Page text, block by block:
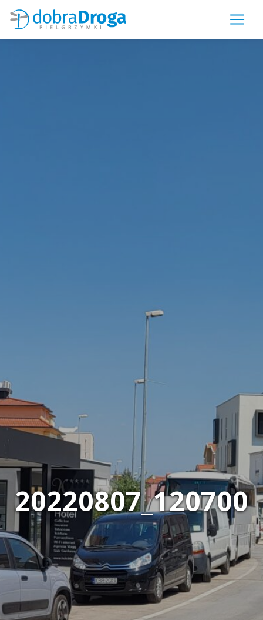
20220807_120700